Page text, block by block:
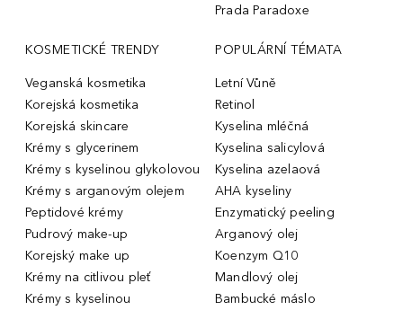
Prada Paradoxe
KOSMETICKÉ TRENDY
Veganská kosmetika
Korejská kosmetika
Korejská skincare
Krémy s glycerinem
Krémy s kyselinou glykolovou
Krémy s arganovým olejem
Peptidové krémy
Pudrový make-up
Korejský make up
Krémy na citlivou pleť
Krémy s kyselinou
POPULÁRNÍ TÉMATA
Letní Vůně
Retinol
Kyselina mléčná
Kyselina salicylová
Kyselina azelaová
AHA kyseliny
Enzymatický peeling
Arganový olej
Koenzym Q10
Mandlový olej
Bambucké máslo